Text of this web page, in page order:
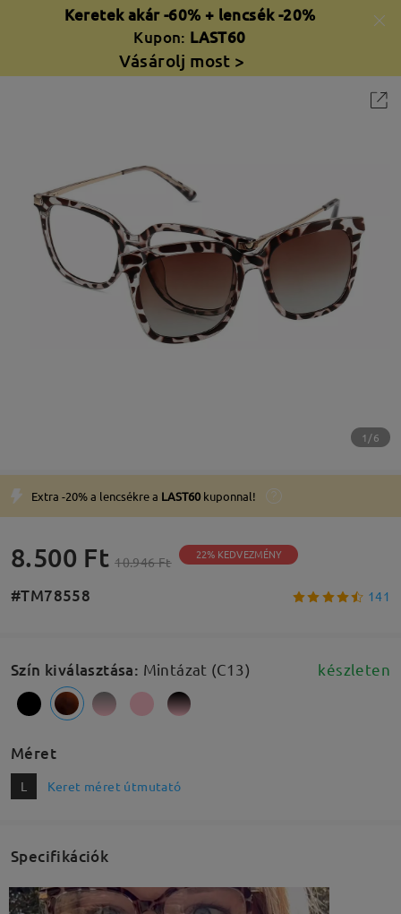
Keretek akár -60% + lencsék -20%
Kupon: LAST60
Vásárolj most >
1/6
Extra -20% a lencsékre a LAST60 kuponnal!
8.500 Ft 10.946 Ft 22% KEDVEZMÉNY
#TM78558 141
Szín kiválasztása: Mintázat (C13) készleten
Méret
L Keret méret útmutató
Specifikációk